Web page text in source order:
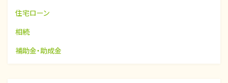
住宅ローン
相続
補助金・助成金